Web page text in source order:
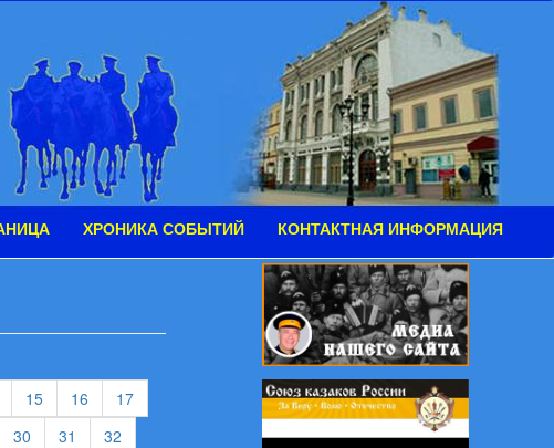
ХРОНИКА СОБЫТИЙ КОНТАКТНАЯ ИНФОРМАЦИЯ
15(current)
16 (current)
17(current)
30 (current)
31 (current)
32